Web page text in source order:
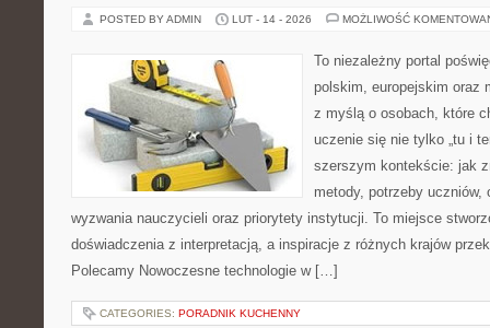
POSTED BY ADMIN LUT - 14 - 2026 MOŻLIWOŚĆ
To niezależny portal
polskim, europejskim oraz
z myślą o osobach, które
uczenie się nie tylko „tu i
szerszym kontekście: jak
metody, potrzeby uczniów,
wyzwania nauczycieli oraz priorytety instytucji. To miejsce
doświadczenia z interpretacją, a inspiracje z różnych krajów
Polecamy Nowoczesne technologie w […]
CATEGORIES: PORADNIK KUCHENNY